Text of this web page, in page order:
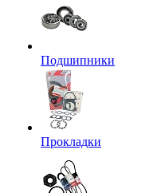
Подшипники
Прокладки